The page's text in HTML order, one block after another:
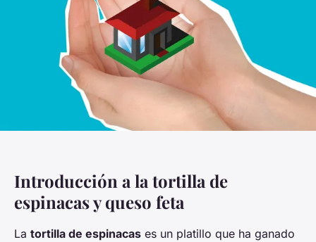
Introducción a la tortilla de
espinacas y queso feta
La tortilla de espinacas es un platillo que ha ganado